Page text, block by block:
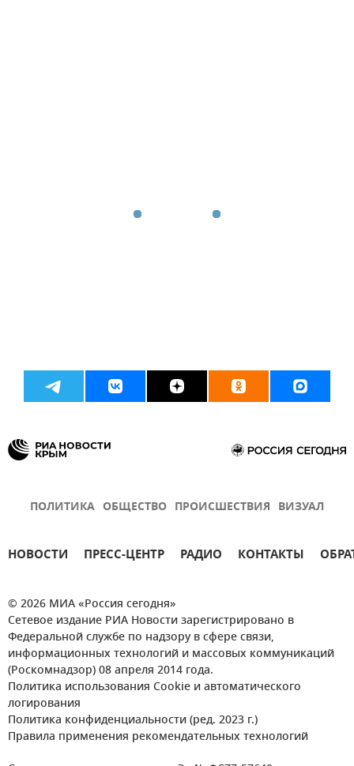
ПОЛИТИКА ОБЩЕСТВО ПРОИСШЕСТВИЯ ВИЗУАЛ
НОВОСТИ ПРЕСС-ЦЕНТР РАДИО КОНТАКТЫ
© 2026 МИА «Россия сегодня»
Сетевое издание РИА Новости зарегистрировано в
Федеральной службе по надзору в сфере связи,
информационных технологий и массовых коммуникаций
(Роскомнадзор) 08 апреля 2014 года.
Политика использования Cookie и автоматического
логирования
Политика конфиденциальности (ред. 2023 г.)
Правила применения рекомендательных технологий